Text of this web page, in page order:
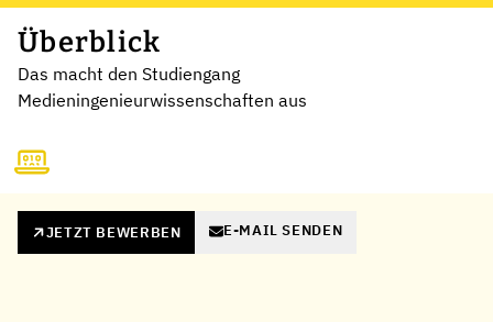
Überblick
Das macht den Studiengang
Medieningenieurwissenschaften aus
JETZT BEWERBEN E-MAIL SENDEN